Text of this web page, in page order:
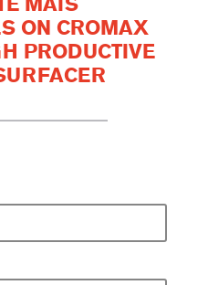
ON CROMAX
PRODUCTIVE